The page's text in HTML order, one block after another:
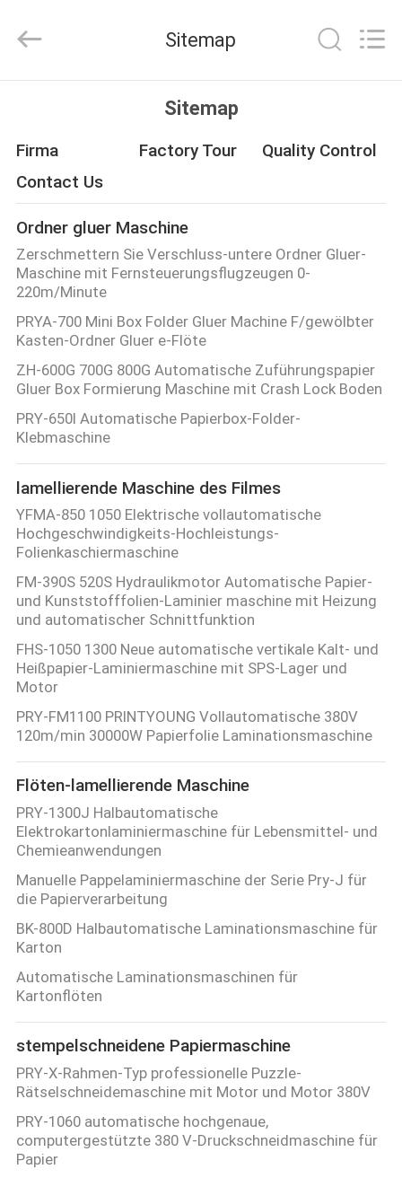
PRODUKTE
VIDEOS
ÜBER
UNS
FABRIK-
AUSFLUG
QUALITÄTSKONTROLLE
TRETEN
SIE
MIT
UNS
IN
VERBINDUNG
FORDERN
SIE EIN
ZITAT
SITEMAP
PRIVACY
POLICY
Industry
Co.,Ltd.
Reserved.
Sitemap
Sitemap
Firma Factory Tour
Quality Control
Contact Us
Ordner gluer Maschine
Zerschmettern Sie Verschluss-untere Ordner Gluer-
Maschine mit Fernsteuerungsflugzeugen 0-
220m/Minute
PRYA-700 Mini Box Folder Gluer Machine F/gewölbter
Kasten-Ordner Gluer e-Flöte
ZH-600G 700G 800G Automatische Zuführungspapier
Gluer Box Formierung Maschine mit Crash Lock Boden
PRY-650I Automatische Papierbox-Folder-
Klebmaschine
lamellierende Maschine des Filmes
YFMA-850 1050 Elektrische vollautomatische
Hochgeschwindigkeits-Hochleistungs-
Folienkaschiermaschine
FM-390S 520S Hydraulikmotor Automatische Papier-
und Kunststofffolien-Laminier maschine mit Heizung
und automatischer Schnittfunktion
FHS-1050 1300 Neue automatische vertikale Kalt- und
Heißpapier-Laminiermaschine mit SPS-Lager und
Motor
PRY-FM1100 PRINTYOUNG Vollautomatische 380V
120m/min 30000W Papierfolie Laminationsmaschine
Flöten-lamellierende Maschine
PRY-1300J Halbautomatische
Elektrokartonlaminiermaschine für Lebensmittel- und
Chemieanwendungen
Manuelle Pappelaminiermaschine der Serie Pry-J für
die Papierverarbeitung
BK-800D Halbautomatische Laminationsmaschine für
Karton
Automatische Laminationsmaschinen für
Kartonflöten
stempelschneidene Papiermaschine
PRY-X-Rahmen-Typ professionelle Puzzle-
Rätselschneidemaschine mit Motor und Motor 380V
PRY-1060 automatische hochgenaue,
computergestützte 380 V-Druckschneidmaschine für
Papier